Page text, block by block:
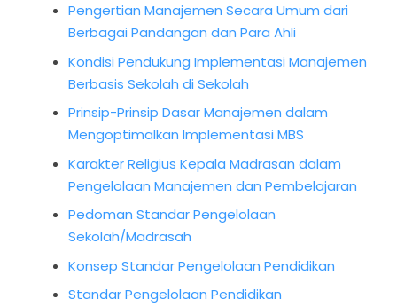
Pengertian Manajemen Secara Umum dari
Berbagai Pandangan dan Para Ahli
Kondisi Pendukung Implementasi Manajemen
Berbasis Sekolah di Sekolah
Prinsip-Prinsip Dasar Manajemen dalam
Mengoptimalkan Implementasi MBS
Karakter Religius Kepala Madrasan dalam
Pengelolaan Manajemen dan Pembelajaran
Pedoman Standar Pengelolaan
Sekolah/Madrasah
Konsep Standar Pengelolaan Pendidikan
Standar Pengelolaan Pendidikan